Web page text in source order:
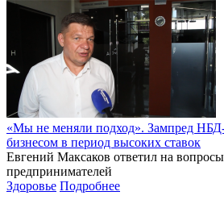
«Мы не меняли подход». Зампред НБД-
бизнесом в период высоких ставок
Евгений Максаков ответил на
предпринимателей
Здоровье Подробнее